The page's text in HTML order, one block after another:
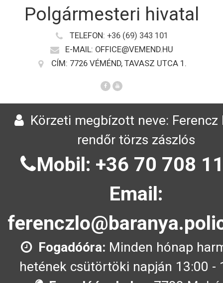
Polgármesteri hivatal
TELEFON: +36 (69) 343 101
E-MAIL: OFFICE@VEMEND.HU
CÍM: 7726 VÉMÉND, TAVASZ UTCA 1.
Körzeti megbízott neve: Ferencz
rendőr törzs zászlós
Mobil: +36 70 708
Email:
Fogadóóra: Minden hónap
hetének csütörtöki napján 13:00 -